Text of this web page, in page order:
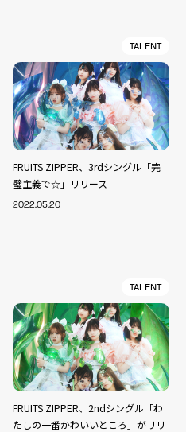
TALENT
FRUITS ZIPPER、3rdシングル「完
璧主義で☆」リリース
2022.05.20
TALENT
FRUITS ZIPPER、2ndシングル「わ
たしの一番かわいいところ」がリリ